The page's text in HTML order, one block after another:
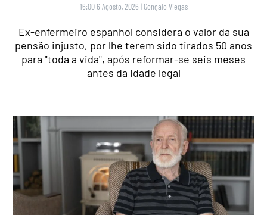
16:00 6 Agosto, 2026 | Gonçalo Viegas
Ex-enfermeiro espanhol considera o valor da sua
pensão injusto, por lhe terem sido tirados 50 anos
para "toda a vida", após reformar-se seis meses
antes da idade legal